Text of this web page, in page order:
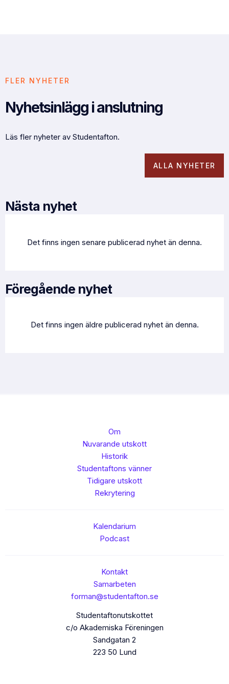
FLER NYHETER
Nyhetsinlägg i anslutning
Läs fler nyheter av Studentafton.
ALLA NYHETER
Föregående nyhet
Det finns ingen äldre publicerad nyhet än denna.
Nästa nyhet
Det finns ingen senare publicerad nyhet än denna.
Om
Nuvarande utskott
Historik
Studentaftons vänner
Tidigare utskott
Rekrytering
Kalendarium
Podcast
Kontakt
Samarbeten
forman@studentafton.se
Studentaftonutskottet
c/o Akademiska Föreningen
Sandgatan 2
223 50 Lund